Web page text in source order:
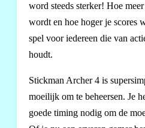
word steeds sterker! Hoe
wordt en hoe hoger je scores
spel voor iedereen die van
houdt.
Stickman Archer 4 is
moeilijk om te beheersen. Je
goede timing nodig om de